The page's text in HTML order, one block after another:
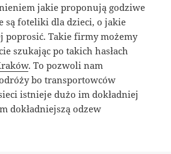
jakie proponują godziwe
są foteliki dla dzieci, o jakie
poprosić. Takie firmy możemy
szukając po takich hasłach
. To pozwoli nam
bo transportowców
istnieje dużo im dokładniej
dokładniejszą odzew